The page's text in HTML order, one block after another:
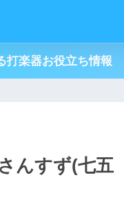
打楽器お役立ち情報
んすず(七五